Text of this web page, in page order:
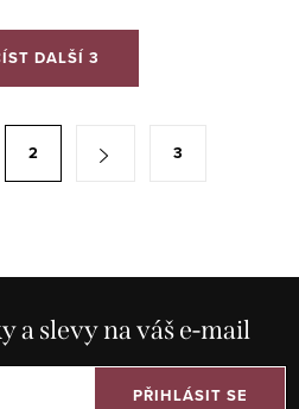
DALŠÍ 3
2 3
slevy na váš e-mail
PŘIHLÁSIT SE